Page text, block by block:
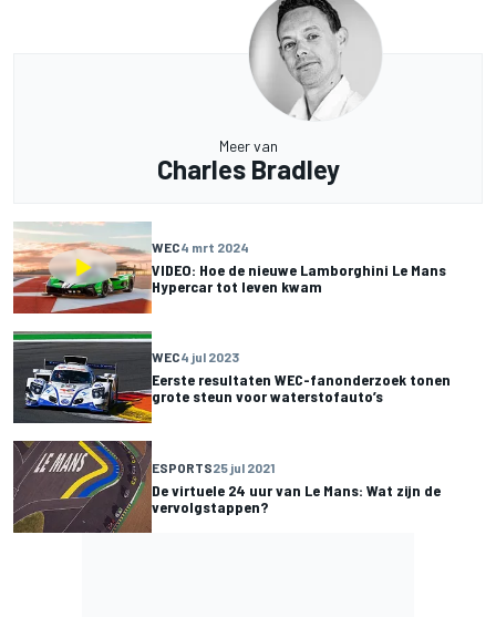
Meer van
Charles Bradley
WEC4 mrt 2024
VIDEO: Hoe de nieuwe Lamborghini Le Mans
Hypercar tot leven kwam
WEC4 jul 2023
Eerste resultaten WEC-fanonderzoek tonen
grote steun voor waterstofauto’s
ESPORTS25 jul 2021
De virtuele 24 uur van Le Mans: Wat zijn de
vervolgstappen?